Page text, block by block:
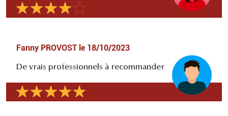
Fanny PROVOST le 18/10/2023
De vrais professionnels à recommander